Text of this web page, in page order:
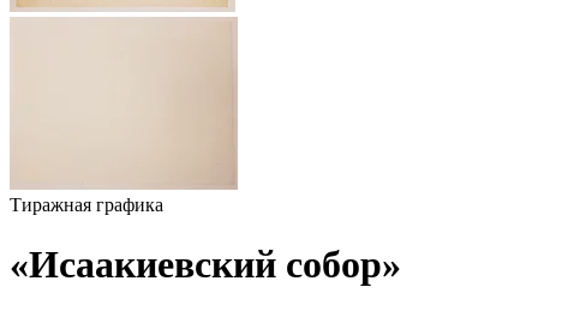
Тиражная графика
«Исаакиевский собор»